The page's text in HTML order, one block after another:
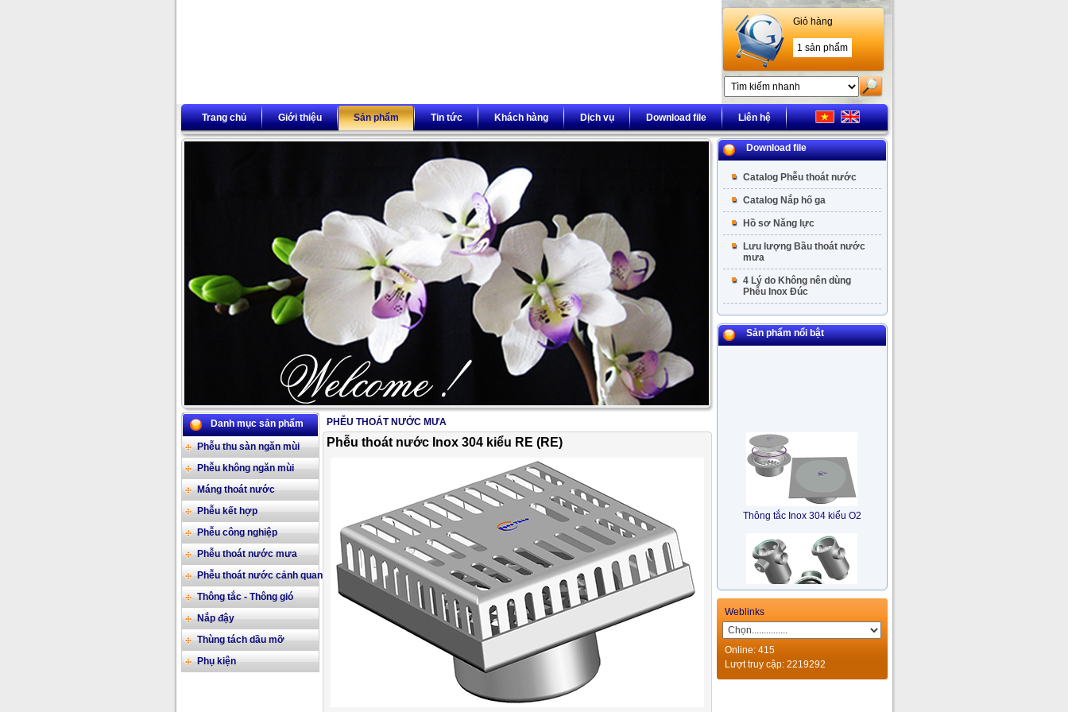
Giỏ hàng
1 sản phẩm
Trang chủ Giới thiệu Sản phẩm Tin tức Khách hàng Dịch vụ Download file Liên hệ
2/17
Danh mục sản phẩm
Phễu thu sàn ngăn mùi
Phễu không ngăn mùi
Máng thoát nước
Phễu kết hợp
Phễu công nghiệp
Phễu thoát nước mưa
Phễu thoát nước cảnh quan
Thông tắc - Thông gió
Nắp đậy
Thùng tách dầu mỡ
Phụ kiện
PHỄU THOÁT NƯỚC MƯA
Phễu thoát nước Inox 304 kiểu RE (RE)
Download file
Catalog Phễu thoát nước
Catalog Nắp hố ga
Hồ sơ Năng lực
Lưu lượng Bầu thoát nước
mưa
4 Lý do Không nên dùng
Phễu Inox Đúc
Sản phẩm nổi bật
Thông tắc Inox 304 kiểu O2
Bẫy Nước Nhiều Hướng Inox
Weblinks
Online: 415
Lượt truy cập: 2219292